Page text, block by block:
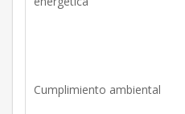
Cumplimiento ambiental